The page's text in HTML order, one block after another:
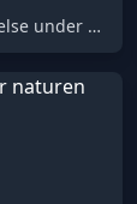
En nära ödesdigger upplevelse under min morgonrutin